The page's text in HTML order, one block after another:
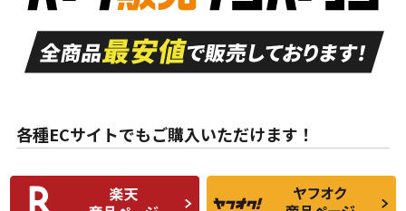
A
走行距離も少なく、
目立つ傷もほとんど
ない中古品
A
走行距離も少なく、
非常に状態の良い中
古品
な中古品
んどない中古品
C
使用感や傷があり、
比較的きれいな中古
品
C
偏磨耗・劣化は感じ
られるが、使用に問
題のない中古品
各種ECサイトでもご購入いただけます！